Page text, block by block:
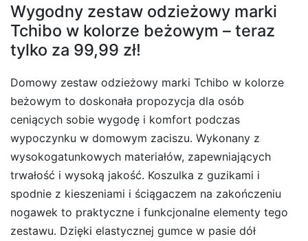
Wygodny zestaw odzieżowy marki
Tchibo w kolorze beżowym – teraz
tylko za 99,99 zł!
Domowy zestaw odzieżowy marki Tchibo w kolorze
beżowym to doskonała propozycja dla osób
ceniących sobie wygodę i komfort podczas
wypoczynku w domowym zaciszu. Wykonany z
wysokogatunkowych materiałów, zapewniających
trwałość i wysoką jakość. Koszulka z guzikami i
spodnie z kieszeniami i ściągaczem na zakończeniu
nogawek to praktyczne i funkcjonalne elementy tego
zestawu. Dzięki elastycznej gumce w pasie dół